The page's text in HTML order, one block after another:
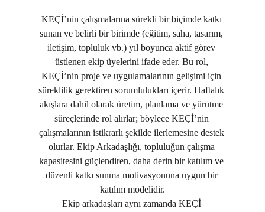
KEÇİ’nin çalışmalarına sürekli bir biçimde katkı
sunan ve belirli bir birimde (eğitim, saha, tasarım,
iletişim, topluluk vb.) yıl boyunca aktif görev
üstlenen ekip üyelerini ifade eder. Bu rol,
KEÇİ’nin proje ve uygulamalarının gelişimi için
süreklilik gerektiren sorumlulukları içerir. Haftalık
akışlara dahil olarak üretim, planlama ve yürütme
süreçlerinde rol alırlar; böylece KEÇİ’nin
çalışmalarının istikrarlı şekilde ilerlemesine destek
olurlar. Ekip Arkadaşlığı, topluluğun çalışma
kapasitesini güçlendiren, daha derin bir katılım ve
düzenli katkı sunma motivasyonuna uygun bir
katılım modelidir.
Ekip arkadaşları aynı zamanda KEÇİ